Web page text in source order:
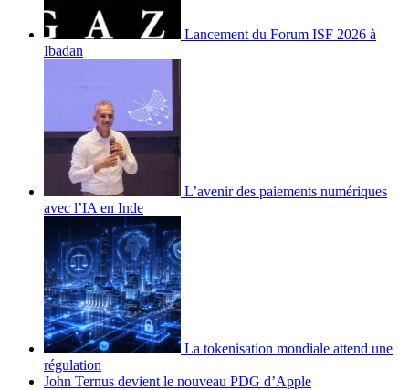
Lancement du Forum ISF 2026 à
Ibadan
L’avenir des paiements numériques
avec l’IA en Inde
La tokenisation mondiale attend une
régulation
John Ternus devient le nouveau PDG d’Apple